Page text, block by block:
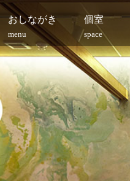
おしながき
menu
個室
space